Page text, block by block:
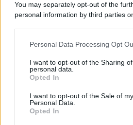
You may separately opt-out of the
personal information by third parties
This information may also be
disclose it to other third parties.
Please note that this website/app
services and may gather and store
not limited to your visit or usage
grant or deny consent to Google and
Personal Data Processing Opt
I want to opt-out of the Sharing
personal data.
Opted In
I want to opt-out of the Sale of my
Personal Data.
Opted In